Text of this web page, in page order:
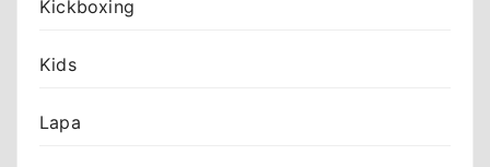
Kickboxing
Kids
Lapa